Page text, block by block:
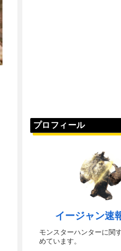
プロフィール
イージャン速
モンスターハンターに関
めています。